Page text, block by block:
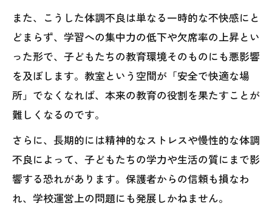
また、こうした体調不良は単なる一時的な不快感にと
どまらず、学習への集中力の低下や欠席率の上昇とい
った形で、子どもたちの教育環境そのものにも悪影響
を及ぼします。教室という空間が「安全で快適な場
所」でなくなれば、本来の教育の役割を果たすことが
難しくなるのです。
さらに、長期的には精神的なストレスや慢性的な体調
不良によって、子どもたちの学力や生活の質にまで影
響する恐れがあります。保護者からの信頼も損なわ
れ、学校運営上の問題にも発展しかねません。